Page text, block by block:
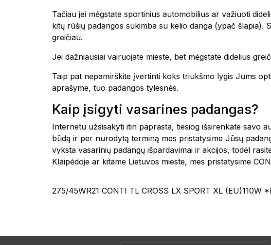
Tačiau jei mėgstate sportinius automobilius ar važiuoti
kitų rūšių padangos sukimba su kelio danga (ypač
greičiau.
Jei dažniausiai vairuojate mieste, bet mėgstate didelius
Taip pat nepamirškite įvertinti koks triukšmo lygis Jums
aprašyme, tuo padangos tylesnės.
Kaip įsigyti vasarines padangas?
Internetu užsisakyti itin paprasta, tiesiog išsirenkate savo
būdą ir per nurodytą terminą mes pristatysime Jūsų
vyksta vasarinių padangų išpardavimai ir akcijos, todėl
Klaipėdoje ar kitame Lietuvos mieste, mes pristatysime
275/45WR21 CONTI TL CROSS LX SPORT XL (EU)110W